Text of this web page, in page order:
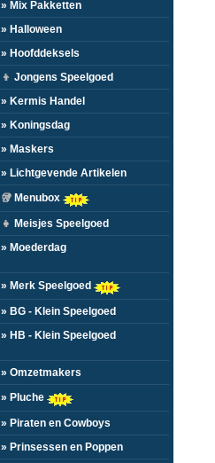
» Mix Pakketten
» Halloween
» Hoofddeksels
👦 Jongens Speelgoed
» Kermis Handel
» Koningsdag
» Maskers
» Lichtgevende Artikelen
🥡 Menubox
👧 Meisjes Speelgoed
» Moederdag
» Merk Speelgoed
» BG - Klein Speelgoed
» HB - Klein Speelgoed
» Omzetmakers
» Pluche
» Piraten en Cowboys
» Prinsessen en Poppen